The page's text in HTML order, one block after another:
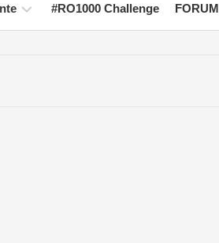
#RO1000 Challenge FORUM